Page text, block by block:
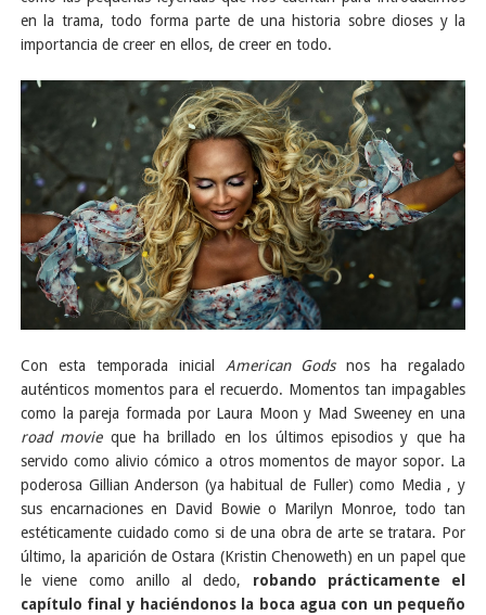
en la trama, todo forma parte de una historia sobre dioses y la
importancia de creer en ellos, de creer en todo.
Con esta temporada inicial American Godsnos ha regalado
auténticos momentos para el recuerdo. Momentos tan impagables
como la pareja formada por Laura Moon y Mad Sweeney en una
road movieque ha brillado en los últimos episodios y que ha
servido como alivio cómico a otros momentos de mayor sopor. La
poderosa Gillian Anderson (ya habitual de Fuller) como Media , y
sus encarnaciones en David Bowie o Marilyn Monroe, todo tan
estéticamente cuidado como si de una obra de arte se tratara. Por
último, la aparición de Ostara (Kristin Chenoweth) en un papel que
le viene como anillo al dedo, robando prácticamente el
capítulo final y haciéndonos la boca agua con un pequeño